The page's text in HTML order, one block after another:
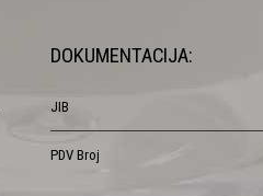
DOKUMENTACIJA:
JIB
PDV Broj